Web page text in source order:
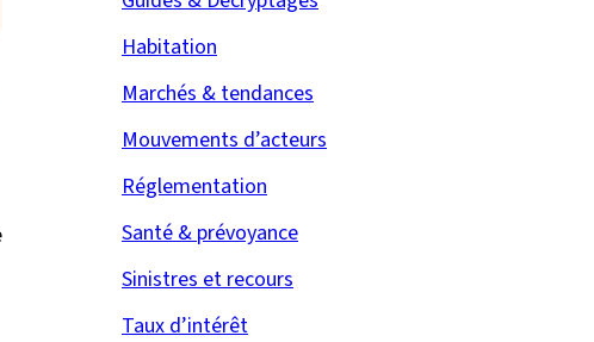
Habitation
Marchés & tendances
Mouvements d’acteurs
Réglementation
Santé & prévoyance
Sinistres et recours
Taux d’intérêt